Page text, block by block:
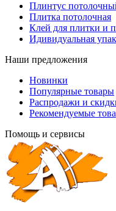
Плинтус
Плитка потолочная
Клей для плитки и
Идивидуальная
Наши предложения
Новинки
Популярные товары
Распродажи и
Рекомендуемые
Помощь и сервисы